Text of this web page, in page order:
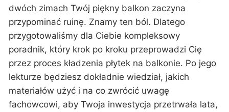
dwóch zimach Twój piękny balkon zaczyna
przypominać ruinę. Znamy ten ból. Dlatego
przygotowaliśmy dla Ciebie kompleksowy
poradnik, który krok po kroku przeprowadzi Cię
przez proces kładzenia płytek na balkonie. Po jego
lekturze będziesz dokładnie wiedział, jakich
materiałów użyć i na co zwrócić uwagę
fachowcowi, aby Twoja inwestycja przetrwała lata,